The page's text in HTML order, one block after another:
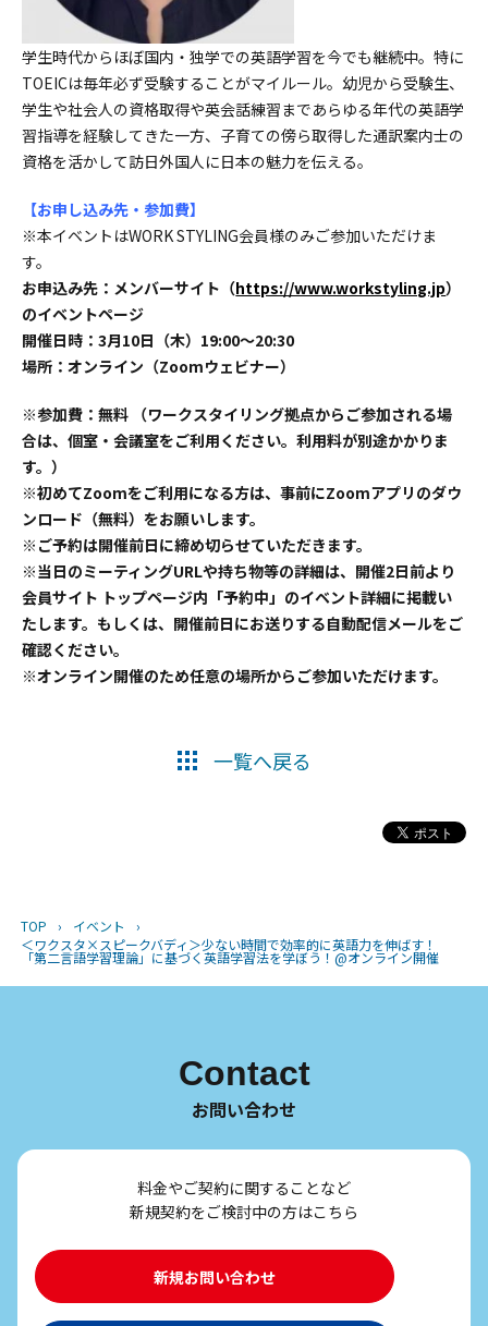
学生時代からほぼ国内・独学での英語学習を今でも継続中。特に
TOEICは毎年必ず受験することがマイルール。幼児から受験生、
学生や社会人の資格取得や英会話練習まであらゆる年代の英語学
習指導を経験してきた一方、子育ての傍ら取得した通訳案内士の
資格を活かして訪日外国人に日本の魅力を伝える。
【お申し込み先・参加費】
※本イベントはWORK STYLING会員様のみご参加いただけま
す。
お申込み先：メンバーサイト（https://www.workstyling.jp）
のイベントページ
開催日時：3月10日（木）19:00～20:30
場所：オンライン（Zoomウェビナー）
※参加費：無料 （ワークスタイリング拠点からご参加される場
合は、個室・会議室をご利用ください。利用料が別途かかりま
す。）
※初めてZoomをご利用になる方は、事前にZoomアプリのダウ
ンロード（無料）をお願いします。
※ご予約は開催前日に締め切らせていただきます。
※当日のミーティングURLや持ち物等の詳細は、開催2日前より
会員サイト トップページ内「予約中」のイベント詳細に掲載い
たします。もしくは、開催前日にお送りする自動配信メールをご
確認ください。
※オンライン開催のため任意の場所からご参加いただけます。
一覧へ戻る
TOP › イベント
›
＜ワクスタ×スピークバディ＞少ない時間で効率的に英語力を伸ばす！
「第二言語学習理論」に基づく英語学習法を学ぼう！@オンライン開催
Contact
お問い合わせ
料金やご契約に関することなど
新規契約をご検討中の方はこちら
新規お問い合わせ